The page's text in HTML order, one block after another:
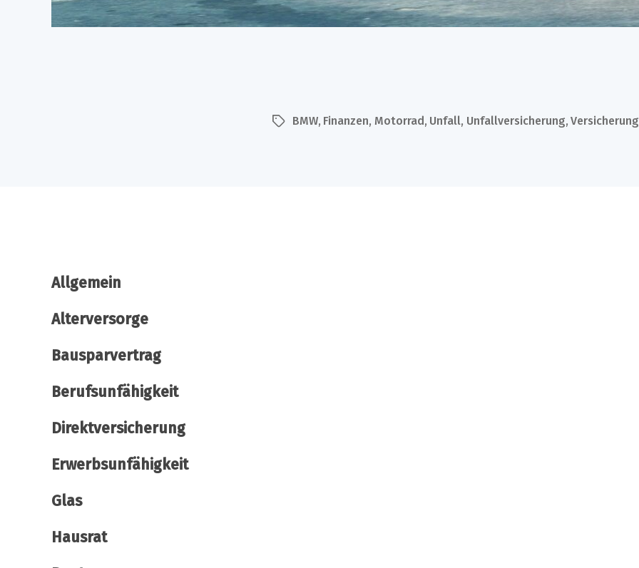
Schlagwörter
BMW, Finanzen, Motorrad, Unfall, Unfallversicherung,Versicherung
Allgemein
Alterversorge
Bausparvertrag
Berufsunfähigkeit
Direktversicherung
Erwerbsunfähigkeit
Glas
Hausrat